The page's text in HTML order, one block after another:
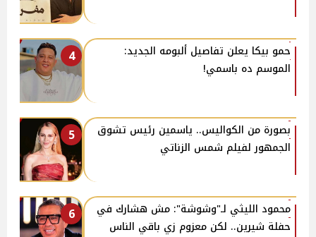
4
حمو بيكا يعلن تفاصيل ألبومه الجديد:
الموسم ده باسمي!
5
بصورة من الكواليس.. ياسمين رئيس تشوق
الجمهور لفيلم شمس الزناتي
6
محمود الليثي لـ"وشوشة": مش هشارك في
حفلة شيرين.. لكن معزوم زي باقي الناس